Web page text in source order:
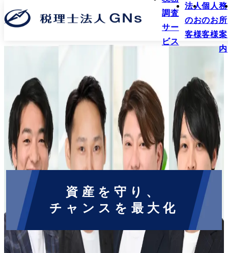
調査
サー
ビス
法人
のお
客様
個人
のお
客様
務
所
案
内
資産を守り、
チャンスを最大化